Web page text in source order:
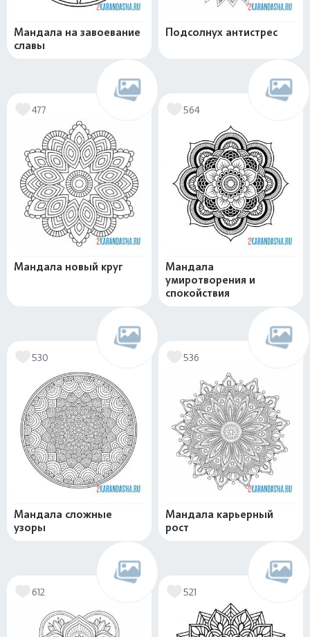
Мандала на завоевание
славы
Подсолнух антистрес
477
Мандала новый круг
564
Мандала
умиротворения и
спокойствия
530
Мандала сложные
узоры
536
Мандала карьерный
рост
612 521